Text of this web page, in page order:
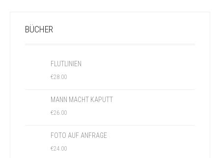
BÜCHER
FLUTLINIEN
€28.00
MANN MACHT KAPUTT
€26.00
FOTO AUF ANFRAGE
€24.00